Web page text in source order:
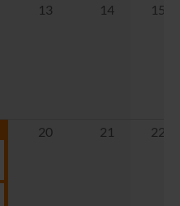
13 14 15
20 21 22